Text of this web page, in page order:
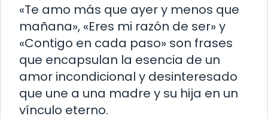
«Te amo más que ayer y menos que
mañana», «Eres mi razón de ser» y
«Contigo en cada paso» son frases
que encapsulan la esencia de un
amor incondicional y desinteresado
que une a una madre y su hija en un
vínculo eterno.